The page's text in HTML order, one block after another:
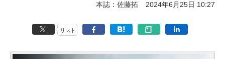
本誌：佐藤拓 2024年6月25日 10:27
リスト